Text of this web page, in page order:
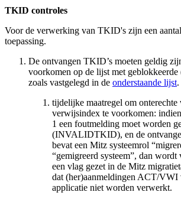
TKID controles
Voor de verwerking van TKID's zijn een
toepassing.
De ontvangen TKID’s moeten geldig
voorkomen op de lijst met
zoals vastgelegd in de onderstaande lijst.
tijdelijke maatregel om
verwijsindex te voorkomen:
1 een foutmelding moet worden
(INVALIDTKID), en de
bevat een Mitz systeemrol
“gemigreerd systeem”, dan
een vlag gezet in de Mitz
dat (her)aanmeldingen ACT/VWI
applicatie niet worden verwerkt.